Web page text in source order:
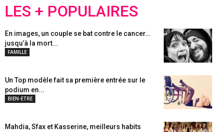
LES + POPULAIRES
En images, un couple se bat contre le cancer…
jusqu’à la mort...
FAMILLE
Un Top modèle fait sa première entrée sur le
podium en...
BIEN-ETRE
Mahdia, Sfax et Kasserine, meilleurs habits